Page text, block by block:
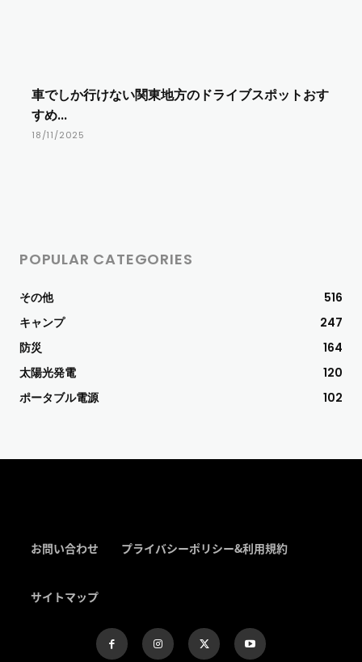
車でしか行けない関東地方のドライブスポットおす
すめ...
18/11/2025
POPULAR CATEGORIES
その他
516
キャンプ
247
防災
164
太陽光発電
120
ポータブル電源
102
お問い合わせ プライバシーポリシー&利用規約
サイトマップ